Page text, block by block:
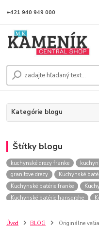
+421 940 949 000
Kategórie blogu
Štítky blogu
kuchynské drezy franke
granitove drezy
Kuchynské
Kuchynské batérie franke
Kuchynské batérie hansgrohe
kuchynské batérie sagittarius
Úvod BLOG Originálne